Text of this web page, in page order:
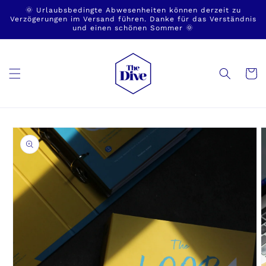
zum
Inhalt
🌞 Urlaubsbedingte Abwesenheiten können derzeit zu
Verzögerungen im Versand führen. Danke für das Verständnis
und einen schönen Sommer 🌞